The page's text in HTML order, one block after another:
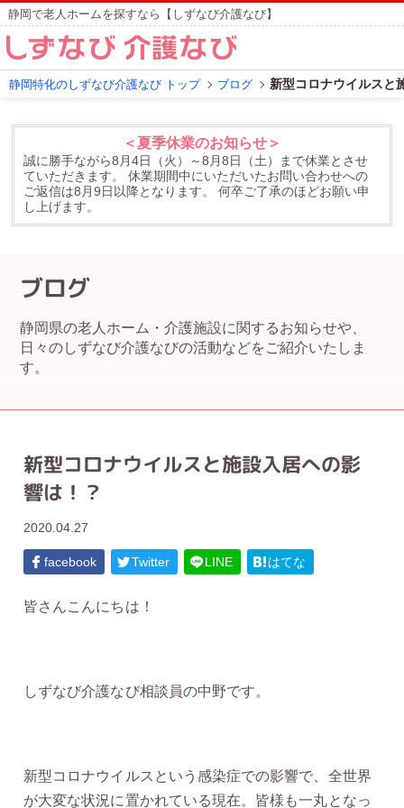
静岡で老人ホームを探すなら【しずなび介護なび】
静岡特化のしずなび介護なび トップ ブログ 新型コロナウイルスと
＜夏季休業のお知らせ＞
誠に勝手ながら8月4日（火）～8月8日（土）まで休業とさせ
ていただきます。
休業期間中にいただいたお問い合わせへの
ご返信は8月9日以降となります。
何卒ご了承のほどお願い申
し上げます。
ブログ
静岡県の老人ホーム・介護施設に関するお知らせや、
日々のしずなび介護なびの活動などをご紹介いたしま
す。
新型コロナウイルスと施設入居への影
響は！？
2020.04.27
facebook Twitter LINE はてな
皆さんこんにちは！
しずなび介護なび相談員の中野です。
新型コロナウイルスという感染症での影響で、全世界
が大変な状況に置かれている現在。皆様も一丸となっ